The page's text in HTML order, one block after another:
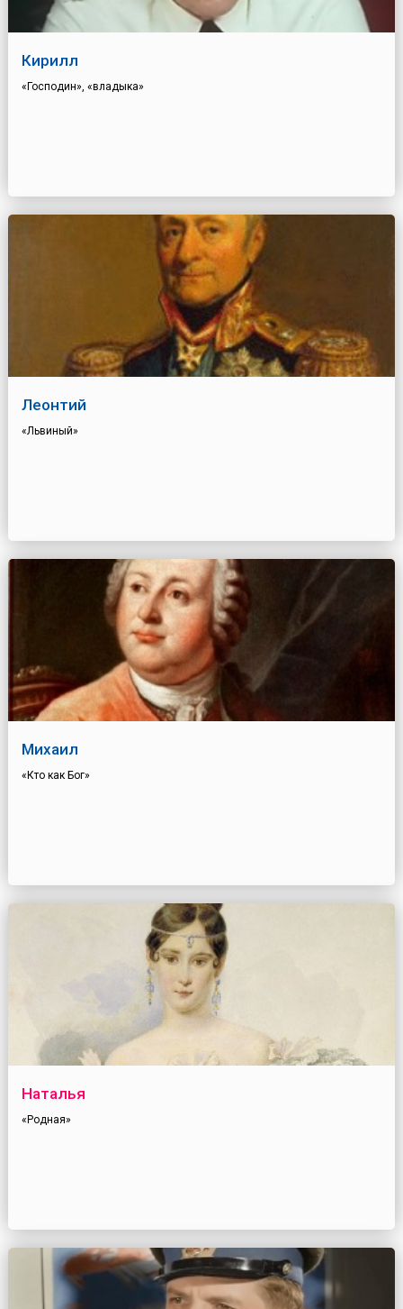
Кирилл
«Господин», «владыка»
Леонтий
«Львиный»
Михаил
«Кто как Бог»
Наталья
«Родная»